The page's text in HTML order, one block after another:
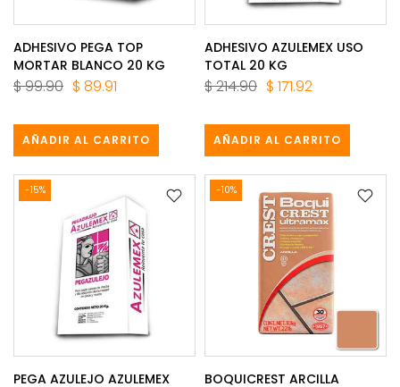
ADHESIVO PEGA TOP
MORTAR BLANCO 20 KG
$ 99.90 $ 89.91
AÑADIR AL CARRITO
ADHESIVO AZULEMEX USO
TOTAL 20 KG
$ 214.90 $ 171.92
AÑADIR AL CARRITO
-15%
PEGA AZULEJO AZULEMEX
-10%
BOQUICREST ARCILLA